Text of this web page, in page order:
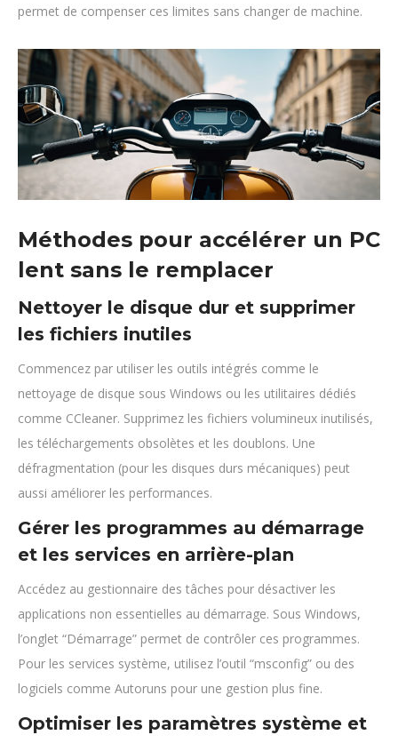
permet de compenser ces limites sans changer de machine.
Méthodes pour accélérer un PC
lent sans le remplacer
Nettoyer le disque dur et supprimer
les fichiers inutiles
Commencez par utiliser les outils intégrés comme le
nettoyage de disque sous Windows ou les utilitaires dédiés
comme CCleaner. Supprimez les fichiers volumineux inutilisés,
les téléchargements obsolètes et les doublons. Une
défragmentation (pour les disques durs mécaniques) peut
aussi améliorer les performances.
Gérer les programmes au démarrage
et les services en arrière-plan
Accédez au gestionnaire des tâches pour désactiver les
applications non essentielles au démarrage. Sous Windows,
l’onglet “Démarrage” permet de contrôler ces programmes.
Pour les services système, utilisez l’outil “msconfig” ou des
logiciels comme Autoruns pour une gestion plus fine.
Optimiser les paramètres système et